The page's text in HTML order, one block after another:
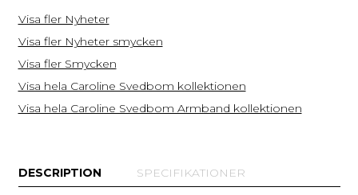
Visa fler Nyheter
Visa fler Nyheter smycken
Visa fler Smycken
Visa hela Caroline Svedbom kollektionen
Visa hela Caroline Svedbom Armband kollektionen
DESCRIPTION SPECIFIKATIONER